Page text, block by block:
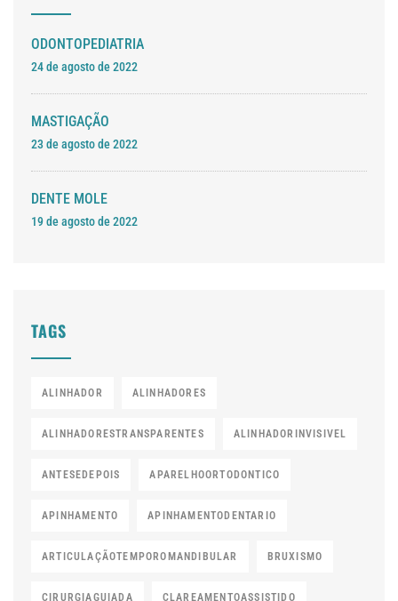
ODONTOPEDIATRIA
24 de agosto de 2022
MASTIGAÇÃO
23 de agosto de 2022
DENTE MOLE
19 de agosto de 2022
TAGS
ALINHADOR ALINHADORES
ALINHADORESTRANSPARENTES ALINHADORINVISIVEL
ANTESEDEPOIS APARELHOORTODONTICO
APINHAMENTO APINHAMENTODENTARIO
ARTICULAÇÃOTEMPOROMANDIBULAR BRUXISMO
CIRURGIAGUIADA CLAREAMENTOASSISTIDO